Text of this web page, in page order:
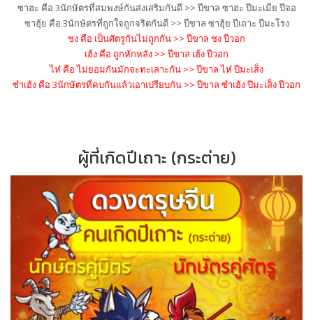
ซาฮะ คือ 3นักษัตรที่สมพงษ์กันส่งเสริมกันดี >> ปีขาล ซาฮะ ปีมะเมีย ปีจอ
ซาฮุ้ย คือ 3นักษัตรที่ถูกใจถูกจริตกันดี >> ปีขาล ซาฮุ้ย ปีเถาะ ปีมะโรง
ชง คือ เป็นศัตรูกันไม่ถูกกัน >> ปีขาล ชง ปีวอก
เฮ้ง คือ ถูกหักหลัง >> ปีขาล เฮ้ง ปีวอก
ไห๋ คือ ไม่ยอมกันมักจะทะเลาะกัน >> ปีขาล ไห๋ ปีมะเส็ง
ซำเฮ้ง คือ 3นักษัตรที่คบกันแล้วเอาเปรียบกัน >> ปีขาล ซำเฮ้ง ปีมะเส็ง ปีวอก
ผู้ที่เกิดปีเถาะ (กระต่าย)